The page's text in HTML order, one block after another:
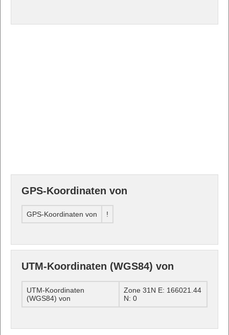
GPS-Koordinaten von
GPS-Koordinaten von !
UTM-Koordinaten (WGS84) von
UTM-Koordinaten
(WGS84) von
Zone 31N E: 166021.44
N: 0